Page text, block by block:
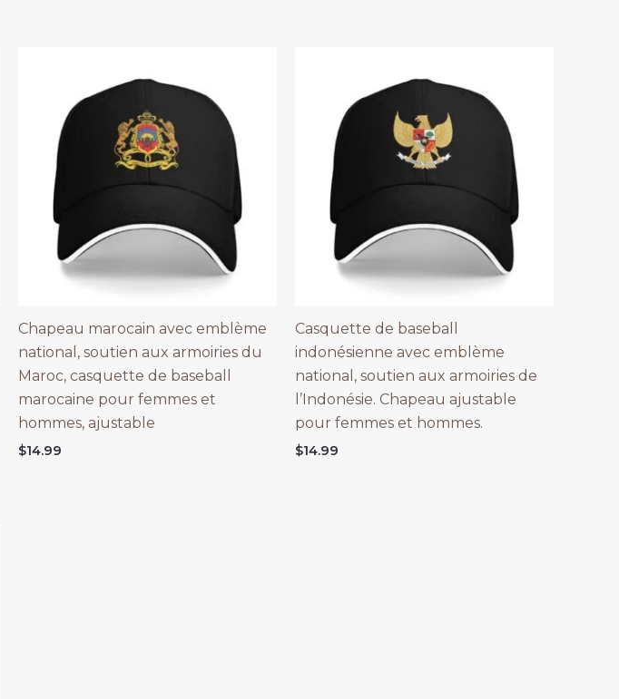
Chapeau marocain avec emblème
national, soutien aux armoiries du
Maroc, casquette de baseball
marocaine pour femmes et
hommes, ajustable
$14.99
Casquette de baseball
indonésienne avec emblème
national, soutien aux armoiries de
l’Indonésie. Chapeau ajustable
pour femmes et hommes.
$14.99